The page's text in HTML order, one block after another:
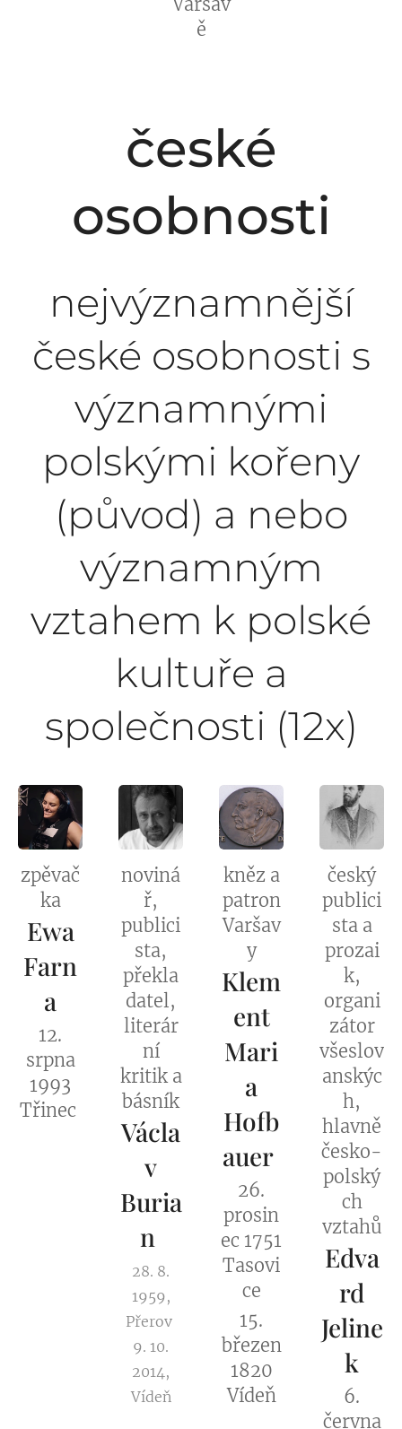
ě
české
osobnosti
nejvýznamnější
české osobnosti s
významnými
polskými kořeny
(původ) a nebo
významným
vztahem k polské
kultuře a
společnosti (12x)
zpěvač
ka
Ewa
Farn
a
12.
srpna
1993
Třinec
noviná
ř,
publici
sta,
překla
datel,
literár
ní
kritik a
básník
Václa
v
Buria
n
28. 8.
1959,
Přerov
9. 10.
2014,
Vídeň
kněz a
patron
Varšav
y
Klem
ent
Mari
a
Hofb
auer
26.
prosin
ec 1751
Tasovi
ce
15.
březen
1820
Vídeň
český
publici
sta a
prozai
k,
organi
zátor
všeslov
anskýc
h,
hlavně
česko-
polský
ch
vztahů
Edva
rd
Jeline
k
6.
června